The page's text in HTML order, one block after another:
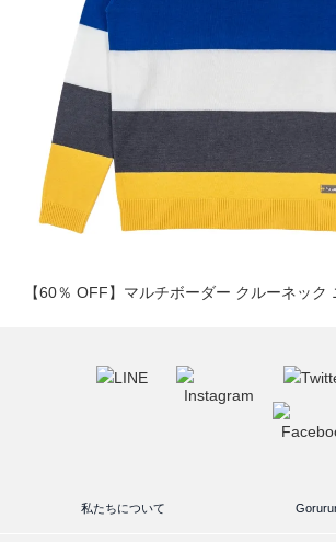
【60％ OFF】マルチボーダー クルーネック
私たちについて